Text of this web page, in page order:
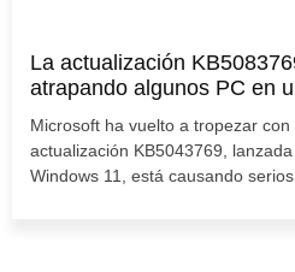
La actualización
atrapando algunos PC en
Microsoft ha vuelto a tropezar
actualización KB5043769,
Windows 11, está causando